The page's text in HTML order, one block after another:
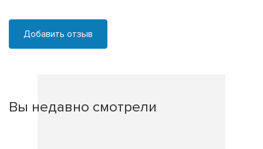
Добавить отзыв
Вы недавно смотрели